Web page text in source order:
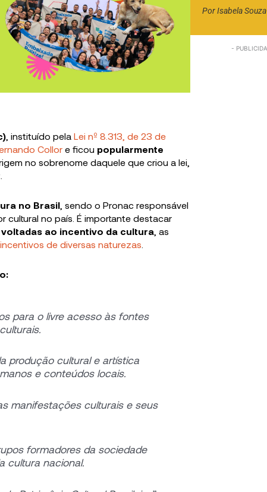
, instituído pela Lei nº 8.313, de 23 de
Collor e ficou popularmente
no sobrenome daquele que criou a lei,
no Brasil , sendo o Pronac responsável
no país. É importante destacar
ao incentivo da cultura , as
de diversas naturezas
para o livre acesso às fontes
produção cultural e artística
e conteúdos locais.
manifestações culturais e seus
formadores da sociedade
cultura nacional.
PorIsabela Souza